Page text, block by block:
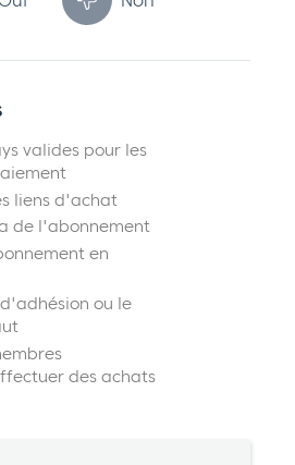
valides pour les
liens d'achat
de l'abonnement
en
ou le
des achats